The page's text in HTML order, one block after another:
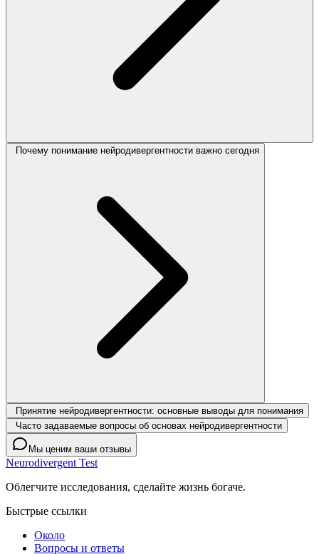
Почему понимание нейродивергентности важно сегодня
Принятие нейродивергентности: основные выводы для понимания
Часто задаваемые вопросы об основах нейродивергентности
Мы ценим ваши отзывы
Neurodivergent Test
Облегчите исследования, сделайте жизнь богаче.
Быстрые ссылки
Около
Вопросы и ответы